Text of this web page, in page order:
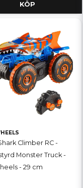
KÖP
Climber RC -
Monster Truck -
- 29 cm